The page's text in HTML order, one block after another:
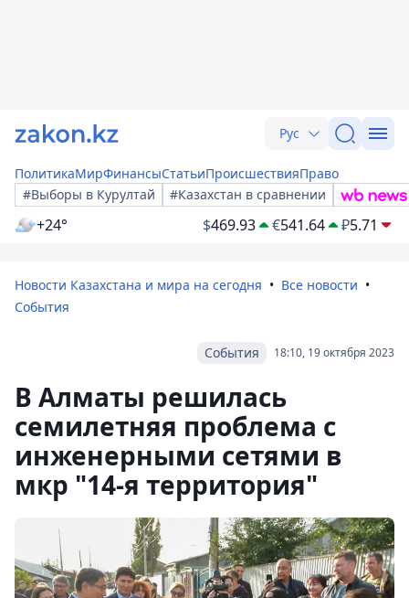
Рус
ПолитикаМирФинансыСтатьиПроисшествияПраво
#Выборы в Курултай
#Казахстан в сравнении
+24° $469.93 €541.64 ₽5.71
Новости Казахстана и мира на сегодня
Все новости
События
18:10, 19 октября 2023
События
В Алматы решилась
семилетняя проблема с
инженерными сетями в
мкр "14-я территория"